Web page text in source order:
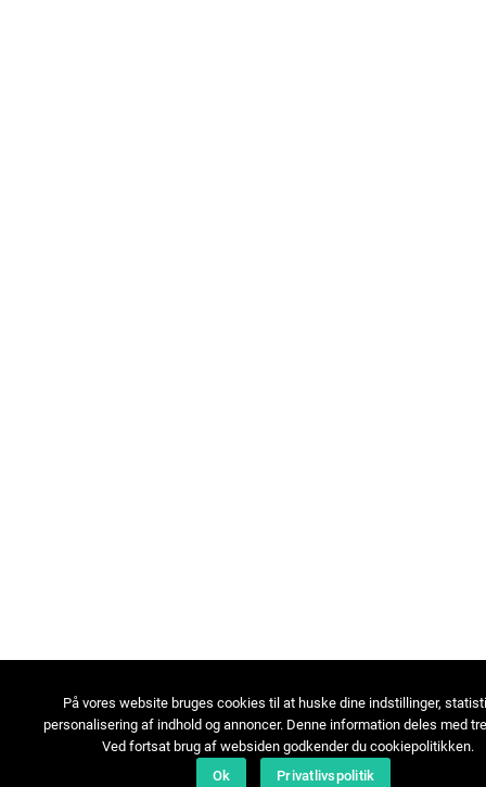
På vores website bruges cookies til at huske dine indstillinger,
personalisering af indhold og annoncer. Denne information deles med
Ved fortsat brug af websiden godkender du cookiepolitikken.
Ok
Privatlivspolitik